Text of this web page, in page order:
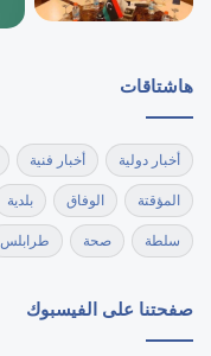
هاشتاقات
أخبار دولية أخبار فنية
المؤقتة الوفاق بلدية
سلطة صحة طرابلس
صفحتنا على الفيسبوك